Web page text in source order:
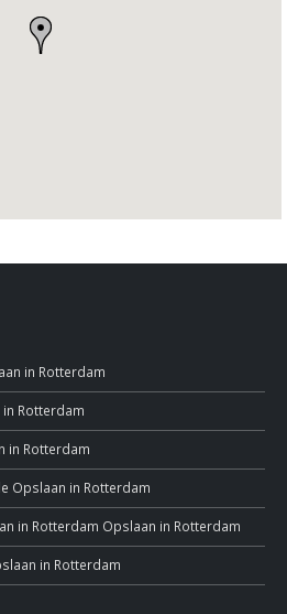
in Rotterdam
Rotterdam
in Rotterdam
Opslaan in Rotterdam
in Rotterdam Opslaan in Rotterdam
in Rotterdam